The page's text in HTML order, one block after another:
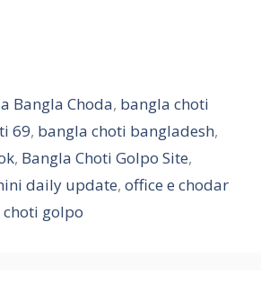
Bangla Choda, bangla choti
69, bangla choti bangladesh,
, Bangla Choti Golpo Site,
daily update, office e chodar
choti golpo